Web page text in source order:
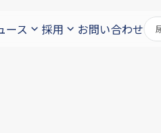
ース 採用 お問い合わせ